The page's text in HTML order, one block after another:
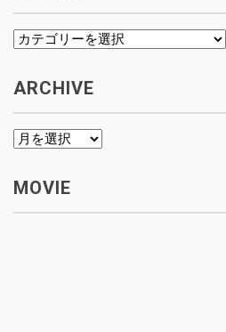
カ
ゴ
ー
ARCHIVE
archive
MOVIE